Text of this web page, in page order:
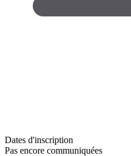
Dates d'inscription
Pas encore communiquées